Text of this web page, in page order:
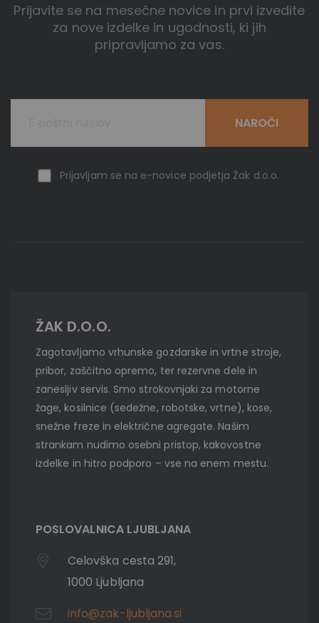
Prijavite se na mesečne novice in prvi izvedite
za nove izdelke in ugodnosti, ki jih
pripravljamo za vas.
Prijavljam se na e-novice podjetja Žak d.o.o.
NAROČI
ŽAK D.O.O.
Zagotavljamo vrhunske gozdarske in vrtne stroje,
pribor, zaščitno opremo, ter rezervne dele in
zanesljiv servis. Smo strokovnjaki za motorne
žage, kosilnice (sedežne, robotske, vrtne), kose,
snežne freze in električne agregate. Našim
strankam nudimo osebni pristop, kakovostne
izdelke in hitro podporo – vse na enem mestu.
POSLOVALNICA LJUBLJANA
Celovška cesta 291,
1000 Ljubljana
info@zak-ljubljana.si